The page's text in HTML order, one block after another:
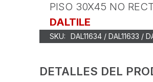
PISO 30X45 NO
DALTILE
SKU: DAL11634 / DAL11633 /
DETALLES DEL